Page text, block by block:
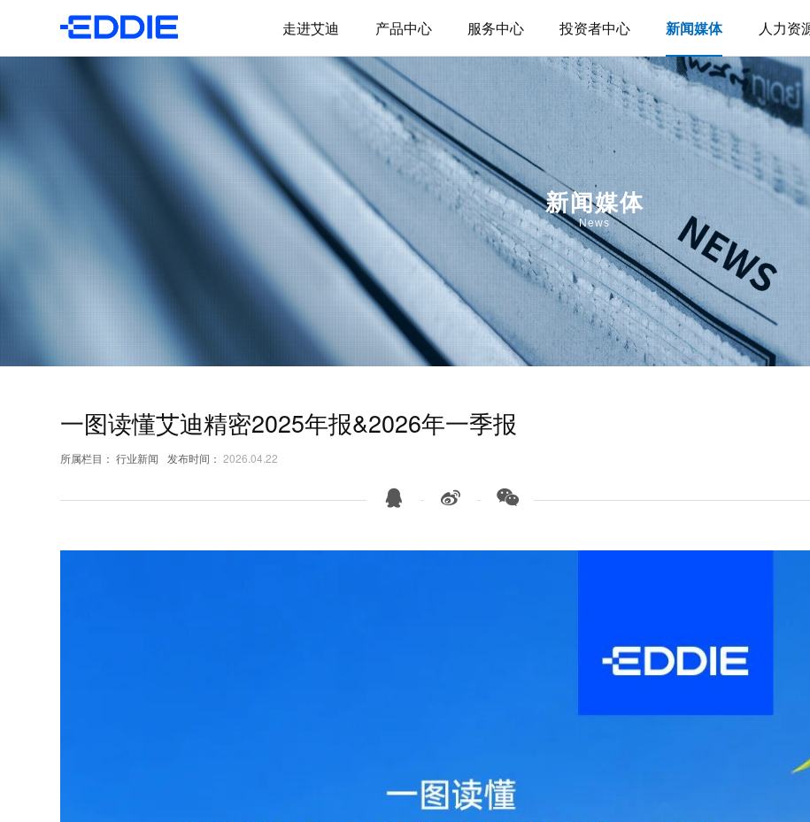
走进艾迪 产品中心 服务中心 投资者中心 新闻媒体 人力资
新闻媒体
News
一图读懂艾迪精密2025年报&2026年一季报
所属栏目： 行业新闻 发布时间： 2026.04.22
  